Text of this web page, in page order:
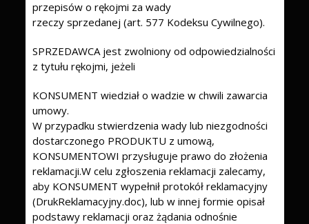
przepisów o rękojmi za wady
rzeczy sprzedanej (art. 577 Kodeksu Cywilnego).
SPRZEDAWCA jest zwolniony od odpowiedzialności
z tytułu rękojmi, jeżeli
KONSUMENT wiedział o wadzie w chwili zawarcia
umowy.
W przypadku stwierdzenia wady lub niezgodności
dostarczonego PRODUKTU z umową,
KONSUMENTOWI przysługuje prawo do złożenia
reklamacji.W celu zgłoszenia reklamacji zalecamy,
aby KONSUMENT wypełnił protokół reklamacyjny
(DrukReklamacyjny.doc), lub w innej formie opisał
podstawy reklamacji oraz żądania odnośnie